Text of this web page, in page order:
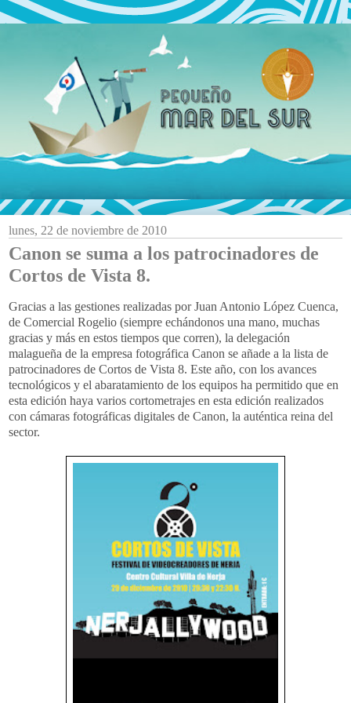
lunes, 22 de noviembre de 2010
Canon se suma a los patrocinadores de
Cortos de Vista 8.
Gracias a las gestiones realizadas por Juan Antonio López Cuenca,
de Comercial Rogelio (siempre echándonos una mano, muchas
gracias y más en estos tiempos que corren), la delegación
malagueña de la empresa fotográfica Canon se añade a la lista de
patrocinadores de Cortos de Vista 8. Este año, con los avances
tecnológicos y el abaratamiento de los equipos ha permitido que en
esta edición haya varios cortometrajes en esta edición realizados
con cámaras fotográficas digitales de Canon, la auténtica reina del
sector.